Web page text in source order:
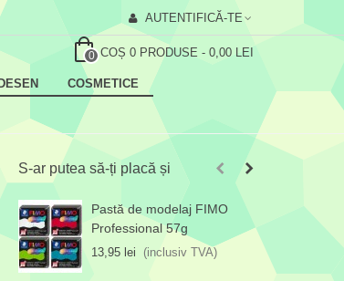
AUTENTIFICĂ-TE
0 COȘ 0 PRODUSE - 0,00 LEI
COSMETICE
S-ar putea să-ți placă și
Pastă de modelaj FIMO
Professional 57g
13,95 lei (inclusiv TVA)